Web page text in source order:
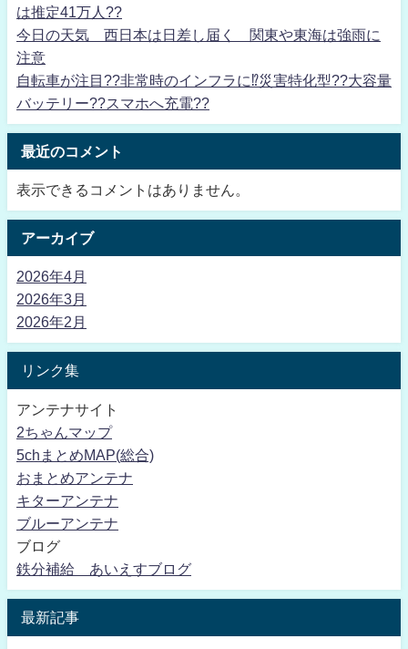
は推定41万人??
今日の天気 西日本は日差し届く 関東や東海は強雨に
注意
自転車が注目??非常時のインフラに⁉災害特化型??大容量
バッテリー??スマホへ充電??
最近のコメント
表示できるコメントはありません。
アーカイブ
2026年4月
2026年3月
2026年2月
リンク集
アンテナサイト
2ちゃんマップ
5chまとめMAP(総合)
おまとめアンテナ
キターアンテナ
ブルーアンテナ
ブログ
鉄分補給 あいえすブログ
最新記事